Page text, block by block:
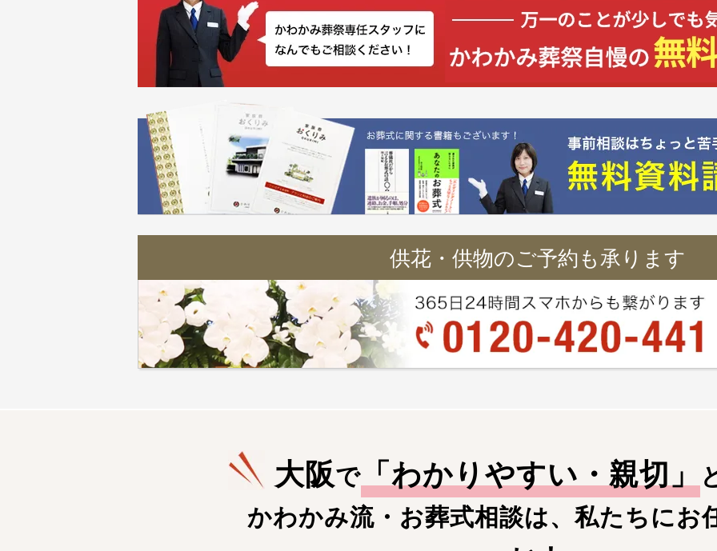
供花・供物のご予約も承ります
大阪 で 「 わかりやすい・親切 」
かわかみ流・お葬式相談は、私たちにお